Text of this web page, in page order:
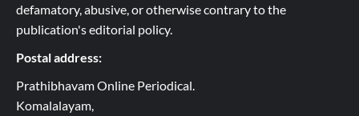
defamatory, abusive, or otherwise contrary to the
publication's editorial policy.
Postal address:
Prathibhavam Online Periodical.
Komalalayam,